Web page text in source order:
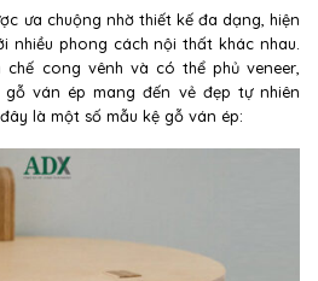
ưa chuộng nhờ thiết kế đa dạng, hiện
nhiều phong cách nội thất khác nhau.
cong vênh và có thể phủ veneer,
gỗ ván ép mang đến vẻ đẹp tự nhiên
là một số mẫu kệ gỗ ván ép: